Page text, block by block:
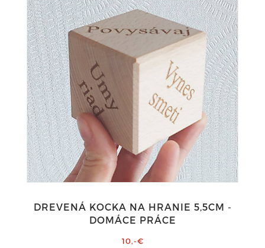
DREVENÁ KOCKA NA HRANIE 5,5CM -
DOMÁCE PRÁCE
10,-€